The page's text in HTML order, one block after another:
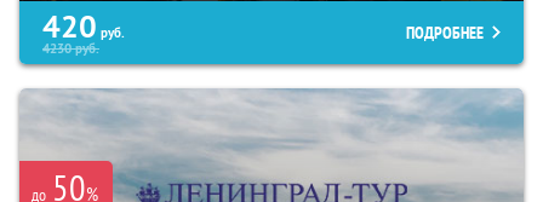
420 руб.
4230руб.
ПОДРОБНЕЕ
до 50%